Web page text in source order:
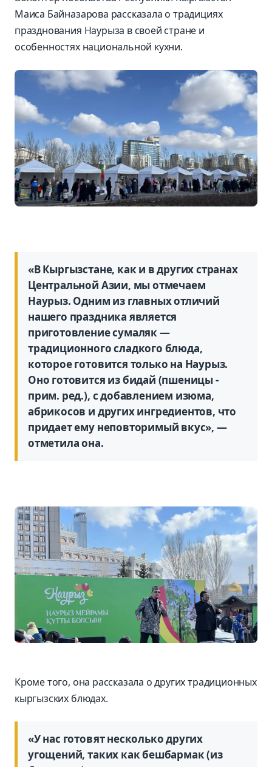
Маиса Байназарова рассказала о традициях
празднования Наурыза в своей стране и
особенностях национальной кухни.
«В Кыргызстане, как и в других странах
Центральной Азии, мы отмечаем
Наурыз. Одним из главных отличий
нашего праздника является
приготовление сумаляк —
традиционного сладкого блюда,
которое готовится только на Наурыз.
Оно готовится из бидай (пшеницы -
прим. ред.), с добавлением изюма,
абрикосов и других ингредиентов, что
придает ему неповторимый вкус», —
отметила она.
Кроме того, она рассказала о других традиционных
кыргызских блюдах.
«У нас готовят несколько других
угощений, таких как бешбармак (из